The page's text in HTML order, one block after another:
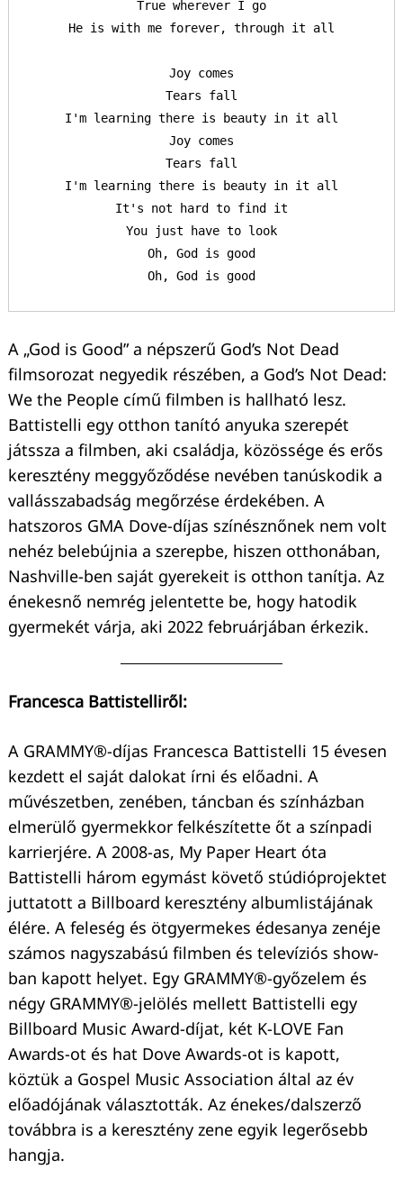
True wherever I go
He is with me forever, through it all
Joy comes
Tears fall
I'm learning there is beauty in it all
Joy comes
Tears fall
I'm learning there is beauty in it all
It's not hard to find it
You just have to look
Oh, God is good
Oh, God is good
A „God is Good” a népszerű God’s Not Dead
filmsorozat negyedik részében, a God’s Not Dead:
We the People című filmben is hallható lesz.
Battistelli egy otthon tanító anyuka szerepét
játssza a filmben, aki családja, közössége és erős
keresztény meggyőződése nevében tanúskodik a
vallásszabadság megőrzése érdekében. A
hatszoros GMA Dove-díjas színésznőnek nem volt
nehéz belebújnia a szerepbe, hiszen otthonában,
Nashville-ben saját gyerekeit is otthon tanítja. Az
énekesnő nemrég jelentette be, hogy hatodik
gyermekét várja, aki 2022 februárjában érkezik.
Francesca Battistelliről:
A GRAMMY®-díjas Francesca Battistelli 15 évesen
kezdett el saját dalokat írni és előadni. A
művészetben, zenében, táncban és színházban
elmerülő gyermekkor felkészítette őt a színpadi
karrierjére. A 2008-as, My Paper Heart óta
Battistelli három egymást követő stúdióprojektet
juttatott a Billboard keresztény albumlistájának
élére. A feleség és ötgyermekes édesanya zenéje
számos nagyszabású filmben és televíziós show-
ban kapott helyet. Egy GRAMMY®-győzelem és
négy GRAMMY®-jelölés mellett Battistelli egy
Billboard Music Award-díjat, két K-LOVE Fan
Awards-ot és hat Dove Awards-ot is kapott,
köztük a Gospel Music Association által az év
előadójának választották. Az énekes/dalszerző
továbbra is a keresztény zene egyik legerősebb
hangja.